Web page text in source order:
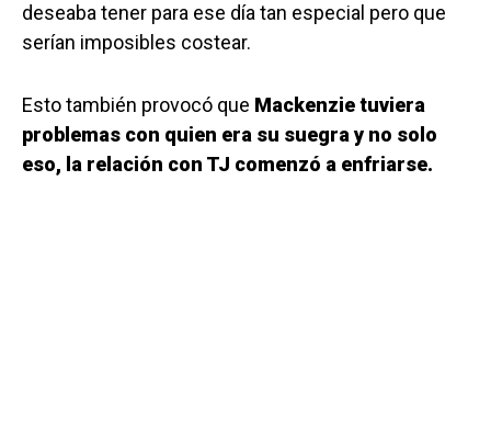
deseaba tener para ese día tan especial pero que
serían imposibles costear.
Esto también provocó que Mackenzie tuviera
problemas con quien era su suegra y no solo
eso, la relación con TJ comenzó a enfriarse.